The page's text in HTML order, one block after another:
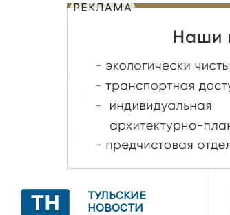
РЕКЛАМА
ТУЛЬСКИЕ
НОВОСТИ